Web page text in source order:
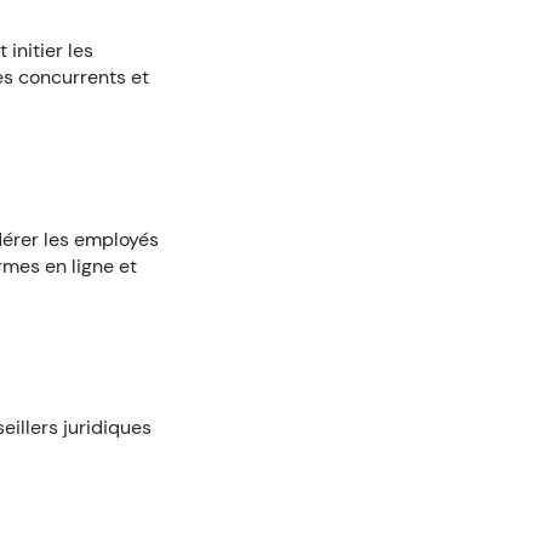
initier les
concurrents et
les employés
en ligne et
juridiques